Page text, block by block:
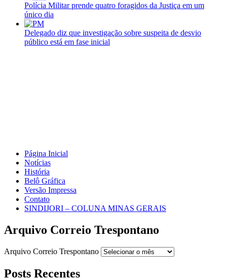
Polícia Militar prende quatro foragidos da Justiça em um
único dia
Delegado diz que investigação sobre suspeita de desvio
público está em fase inicial
Página Inicial
Notícias
História
Belô Gráfica
Versão Impressa
Contato
SINDIJORI – COLUNA MINAS GERAIS
Arquivo Correio Trespontano
Arquivo Correio Trespontano
Posts Recentes